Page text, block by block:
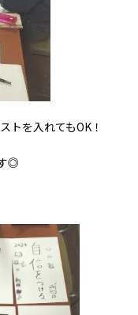
トを入れてもOK！
◎